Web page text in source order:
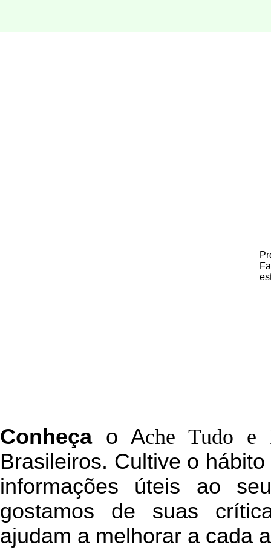
Conheçao Ache Tudo e
Brasileiros. Cultive o
informações úteis ao
gostamos de suas
ajudam a melhorar a cada